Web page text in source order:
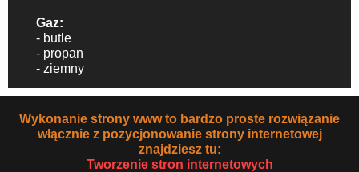
Gaz:
- butle
- propan
- ziemny
Wykonanie strony www to bardzo proste rozwiązanie
włącznie z pozycjonowanie strony internetowej
znajdziesz tu:
Tworzenie stron internetowych